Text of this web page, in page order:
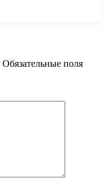
Обязательные поля